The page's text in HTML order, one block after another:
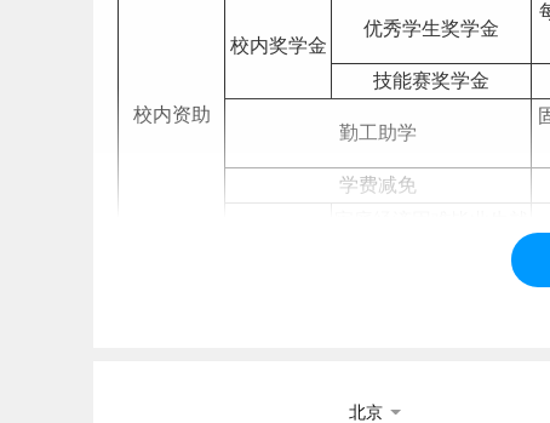
校内资助
校内奖学金
优秀学生奖学金
技能赛奖学金
勤工助学
学费减免
北京